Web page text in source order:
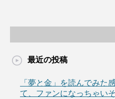
最近の投稿
「夢と金」を読んでみた
て、ファンになっちゃい